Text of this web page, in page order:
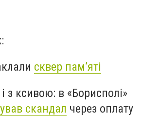
сквер пам’яті
з ксивою: в «Борисполі»
скандал через оплату